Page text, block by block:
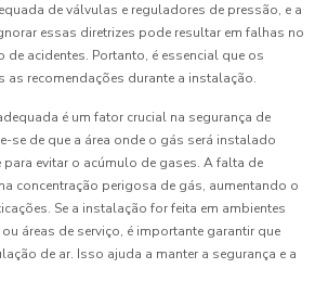
de válvulas e reguladores de pressão, e a
essas diretrizes pode resultar em falhas no
de acidentes. Portanto, é essencial que os
recomendações durante a instalação.
é um fator crucial na segurança de
se de que a área onde o gás será instalado
evitar o acúmulo de gases. A falta de
concentração perigosa de gás, aumentando o
Se a instalação for feita em ambientes
áreas de serviço, é importante garantir que
de ar. Isso ajuda a manter a segurança e a